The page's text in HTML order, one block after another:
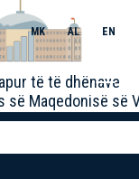
të të dhënave
së Maqedonisë së
MK AL EN
Toggle